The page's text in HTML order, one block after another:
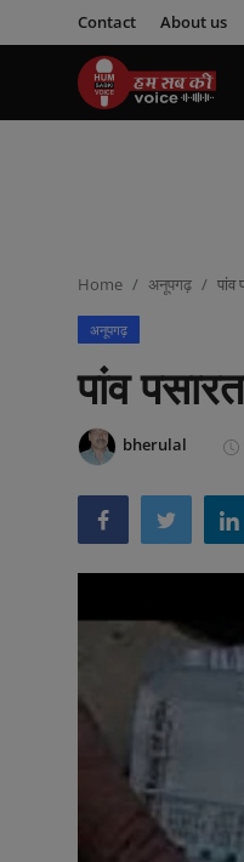
Contact About us
About us
Home अनूपगढ़ पांव
अनूपगढ़
पांव
bherulal